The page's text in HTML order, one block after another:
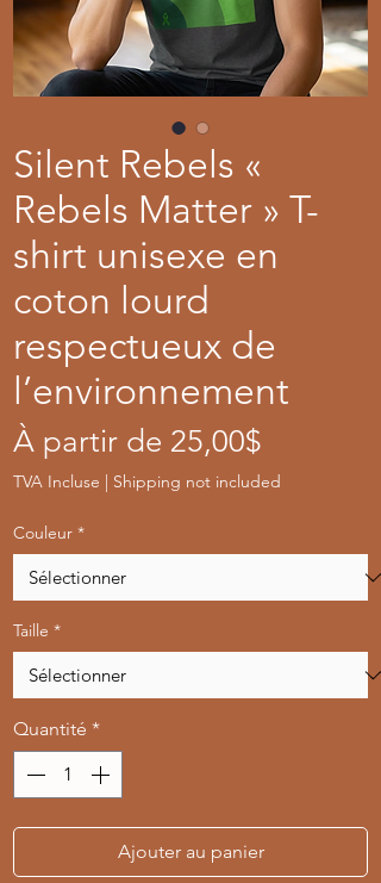
Silent Rebels «
Rebels Matter » T-
shirt unisexe en
coton lourd
respectueux de
l’environnement
À partir de 25,00$
TVA Incluse | Shipping not included
Couleur *
Taille *
Quantité *
Ajouter au panier